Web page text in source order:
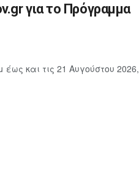
για το Πρόγραμμα
και τις 21 Αυγούστου 2026,